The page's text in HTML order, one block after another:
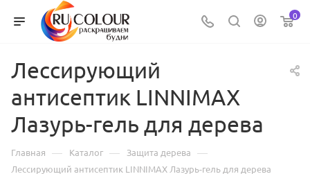
0
Лессирующий
антисептик LINNIMAX
Лазурь-гель для дерева
Главная — Каталог — Защита дерева —
Лессирующий антисептик LINNIMAX Лазурь-гель для дерева